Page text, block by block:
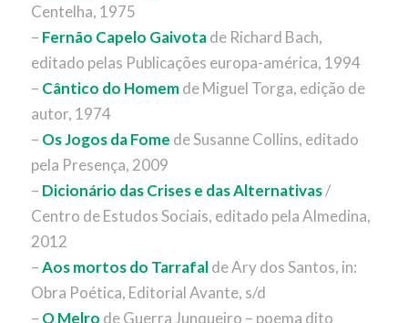
Centelha, 1975
– Fernão Capelo Gaivotade Richard Bach,
editado pelas Publicações europa-américa, 1994
– Cântico do Homemde Miguel Torga, edição de
autor, 1974
– Os Jogos da Fome de Susanne Collins, editado
pela Presença, 2009
– Dicionário das Crises e das Alternativas/
Centro de Estudos Sociais, editado pela Almedina,
2012
–Aos mortos do Tarrafalde Ary dos Santos, in:
Obra Poética, Editorial Avante, s/d
– O Melro de Guerra Junqueiro – poema dito